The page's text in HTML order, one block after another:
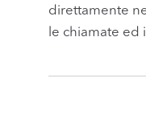
direttamente
le chiamate ed